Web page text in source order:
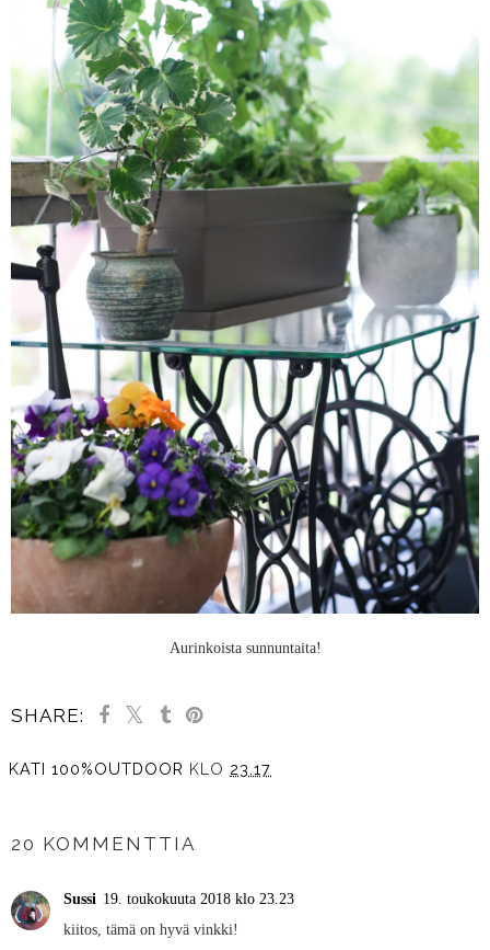
Aurinkoista sunnuntaita!
SHARE:
KATI 100%OUTDOOR KLO 23.17
20 KOMMENTTIA
Sussi 19. toukokuuta 2018 klo 23.23
kiitos, tämä on hyvä vinkki!